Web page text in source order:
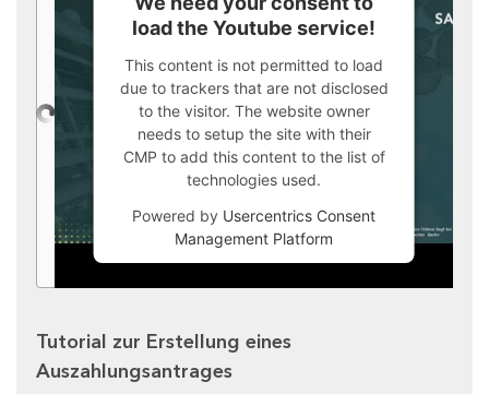
load the Youtube service!
This content is not permitted to load
due to trackers that are not disclosed
to the visitor. The website owner
needs to setup the site with their
CMP to add this content to the list of
technologies used.
Powered by Usercentrics Consent
Management Platform
Tutorial zur Erstellung eines
Auszahlungsantrages